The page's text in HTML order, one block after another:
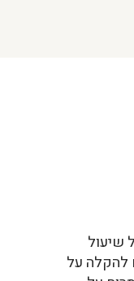
שיעול
להקלה על